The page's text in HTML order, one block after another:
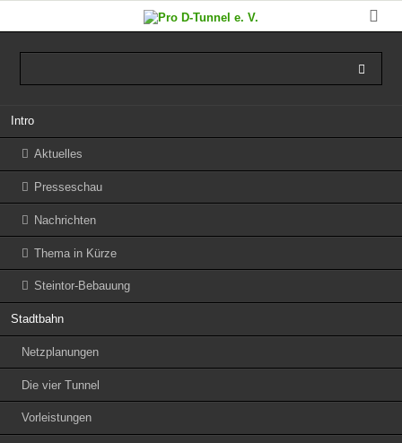
Navigation
Intro
Aktuelles
Presseschau
Nachrichten
Thema in Kürze
Steintor-Bebauung
Stadtbahn
Netzplanungen
Die vier Tunnel
Vorleistungen